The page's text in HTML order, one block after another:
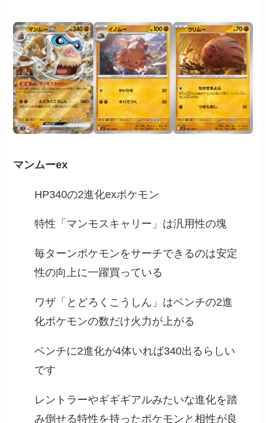
マンムーex
HP340の2進化exポケモン
特性「マンモスキャリー」は汎用性の塊
毎ターンポケモンをサーチできるのは安定
性の向上に一躍買っている
ワザ「とどろくこうしん」はベンチの2進
化ポケモンの数だけ火力が上がる
ベンチに2進化が4体いれば340出るらしい
です
レントラーやギギギアルみたいな進化を踏
み倒せる特性を持ったポケモンと相性が良